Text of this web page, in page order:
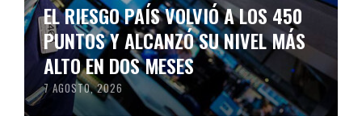
EL RIESGO PAÍS VOLVIÓ A LOS 450
PUNTOS Y ALCANZÓ SU NIVEL MÁS
ALTO EN DOS MESES
7 AGOSTO, 2026